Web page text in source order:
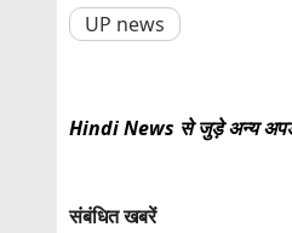
UP news
Hindi News से जुड़े अन्य
संबंधित खबरें